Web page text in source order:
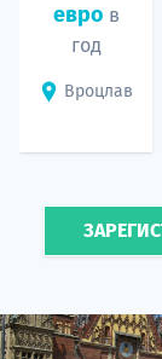
евро в
год
Вроцлав